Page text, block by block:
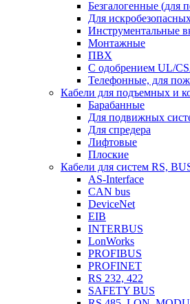
Безгалогенные (для
Для
Инструментальные
Монтажные
ПВХ
С одобрением UL/
Телефонные, для
Кабели для подъемных и
Барабанные
Для подвижных
Для спредера
Лифтовые
Плоские
Кабели для систем RS,
AS-Interface
CAN bus
DeviceNet
EIB
INTERBUS
LonWorks
PROFIBUS
PROFINET
RS 232, 422
SAFETY BUS